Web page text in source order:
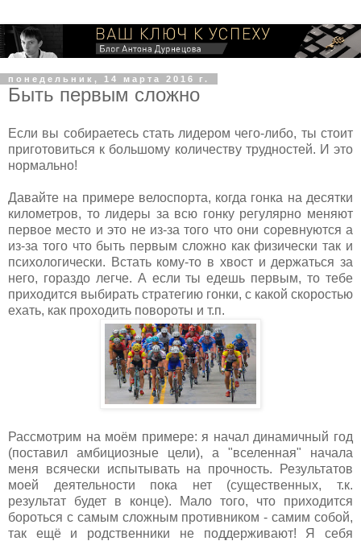
понедельник, 14 марта 2016 г.
Быть первым сложно
Если вы собираетесь стать лидером чего-либо, ты стоит
приготовиться к большому количеству трудностей. И это
нормально!
Давайте на примере велоспорта, когда гонка на десятки
километров, то лидеры за всю гонку регулярно меняют
первое место и это не из-за того что они соревнуются а
из-за того что быть первым сложно как физически так и
психологически. Встать кому-то в хвост и держаться за
него, гораздо легче. А если ты едешь первым, то тебе
приходится выбирать стратегию гонки, с какой скоростью
ехать, как проходить повороты и т.п.
Рассмотрим на моём примере: я начал динамичный год
(поставил амбициозные цели), а "вселенная" начала
меня всячески испытывать на прочность. Результатов
моей деятельности пока нет (существенных, т.к.
результат будет в конце). Мало того, что приходится
бороться с самым сложным противником - самим собой,
так ещё и родственники не поддерживают! Я себя